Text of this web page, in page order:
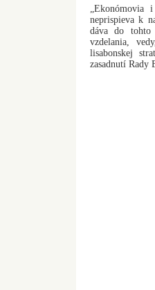
„Ekonómovia
neprispieva k
dáva do tohto
vzdelania,
lisabonskej
zasadnutí Rady